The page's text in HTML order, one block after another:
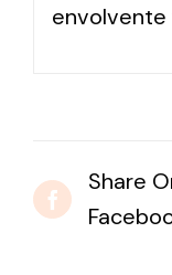
envolvente
Share